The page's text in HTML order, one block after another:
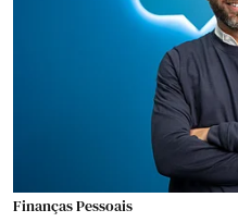
Finanças Pessoais